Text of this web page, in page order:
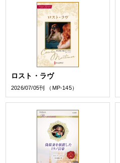
ロスト・ラヴ
2026/07/05刊 （MP-145）